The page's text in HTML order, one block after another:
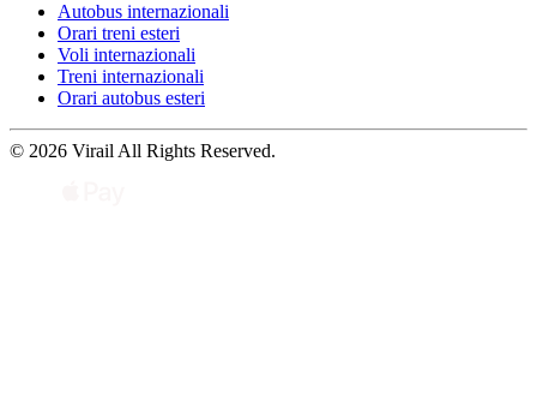
Autobus internazionali
Orari treni esteri
Voli internazionali
Treni internazionali
Orari autobus esteri
© 2026 Virail All Rights Reserved.